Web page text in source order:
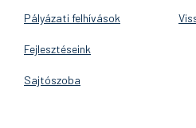
Pályázati felhívások
Fejlesztéseink
Sajtószoba